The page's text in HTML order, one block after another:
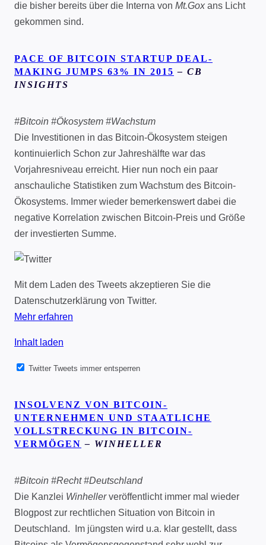
die bisher bereits über die Interna von Mt.Goxans Licht
gekommen sind.
PACE OF BITCOIN STARTUP DEAL-
MAKING JUMPS 63% IN 2015 – CB
INSIGHTS
#Bitcoin #Ökosystem #Wachstum
Die Investitionen in das Bitcoin-Ökosystem steigen
kontinuierlich Schon zur Jahreshälfte war das
Vorjahresniveau erreicht. Hier nun noch ein paar
anschauliche Statistiken zum Wachstum des Bitcoin-
Ökosystems. Immer wieder bemerkenswert dabei die
negative Korrelation zwischen Bitcoin-Preis und Größe
der investierten Summe.
Mit dem Laden des Tweets akzeptieren Sie die
Datenschutzerklärung von Twitter.
Mehr erfahren
Inhalt laden
Twitter Tweets immer entsperren
INSOLVENZ VON BITCOIN-
UNTERNEHMEN UND STAATLICHE
VOLLSTRECKUNG IN BITCOIN-
VERMÖGEN – WINHELLER
#Bitcoin #Recht #Deutschland
Die Kanzlei Winhellerveröffentlicht immer mal wieder
Blogpost zur rechtlichen Situation von Bitcoin in
Deutschland. Im jüngsten wird u.a. klar gestellt, dass